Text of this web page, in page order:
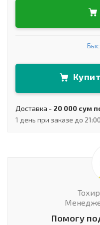
Доставка - 20 000 сум
1 день при заказе до 21:00
Помогу